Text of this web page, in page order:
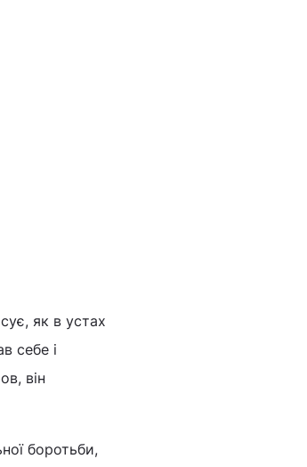
як в устах
себе і
він
боротьби,